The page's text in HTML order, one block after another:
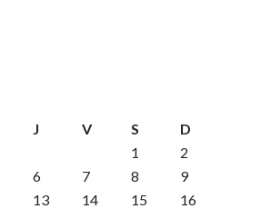
J V S
D
1
2
6 7 8
9
13 14 15
16